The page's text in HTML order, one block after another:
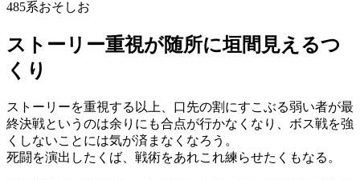
485系おそしお
ストーリー重視が随所に垣間見えるつ
くり
ストーリーを重視する以上、口先の割にすこぶる弱い者が最
終決戦というのは余りにも合点が行かなくなり、ボス戦を強
くしないことには気が済まなくなろう。
死闘を演出したくば、戦術をあれこれ練らせたくもなる。